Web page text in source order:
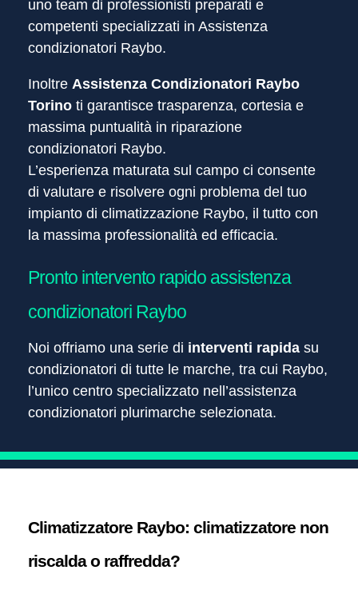
uno team di professionisti preparati e
competenti specializzati in Assistenza
condizionatori Raybo.
Inoltre Assistenza Condizionatori Raybo
Torino ti garantisce trasparenza, cortesia e
massima puntualità in riparazione
condizionatori Raybo.
L’esperienza maturata sul campo ci consente
di valutare e risolvere ogni problema del tuo
impianto di climatizzazione Raybo, il tutto con
la massima professionalità ed efficacia.
Pronto intervento rapido assistenza
condizionatori Raybo
Noi offriamo una serie di interventi rapida su
condizionatori di tutte le marche, tra cui Raybo,
l’unico centro specializzato nell’assistenza
condizionatori plurimarche selezionata.
Climatizzatore Raybo: climatizzatore non
riscalda o raffredda?